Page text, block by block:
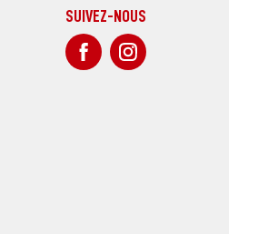
SUIVEZ-NOUS
sur Facebook